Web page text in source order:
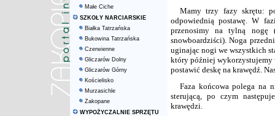
Małe Ciche
SZKOŁY NARCIARSKIE
Białka Tatrzańska
Bukowina Tatrzańska
Czerwienne
Gliczarów Dolny
Gliczarów Górny
Kościelisko
Murzasichle
Zakopane
WYPOŻYCZALNIE SPRZĘTU
Mamy trzy fazy skrętu:
odpowiednią postawę. W
przenosimy na tylną nogę
snowboardziści). Noga
uginając nogi we wszystkich
który później wykorzystujemy
postawić deskę na krawędź.
Faza końcowa polega na
sterującą, po czym
krawędzi.